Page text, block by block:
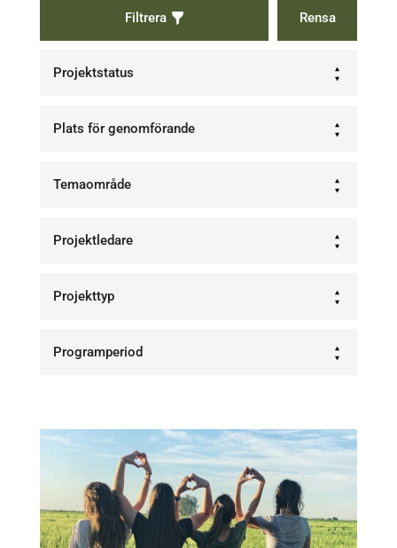
Filtrera
Projektstatus
Plats för genomförande
Temaområde
Projektledare
Projekttyp
Programperiod